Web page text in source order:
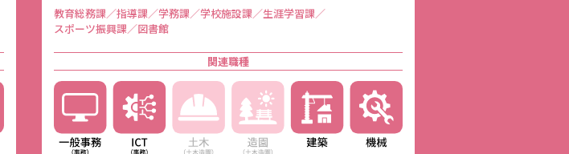
教育総務課／指導課／学務課／学校施設課／生涯学習課／
スポーツ振興課／図書館
関連職種